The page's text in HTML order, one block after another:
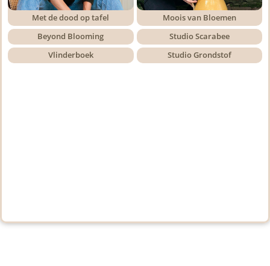
Met de dood op tafel
Moois van Bloemen
Beyond Blooming
Studio Scarabee
Vlinderboek
Studio Grondstof